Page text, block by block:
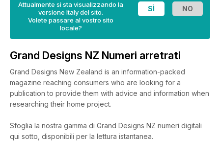
Attualmente si sta visualizzando la
versione Italy del sito.
Volete passare al vostro sito
locale?
Grand Designs NZ Numeri arretrati
Grand Designs New Zealand is an information-packed
magazine reaching consumers who are looking for a
publication to provide them with advice and information when
researching their home project.
Sfoglia la nostra gamma di Grand Designs NZ numeri digitali
qui sotto, disponibili per la lettura istantanea.